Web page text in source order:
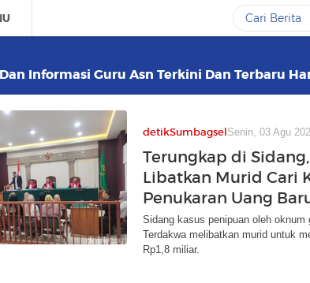
Informasi Guru Asn Terkini Dan Terbaru
detikSumbagselSenin, 03 Agu
Terungkap di
Libatkan Murid Cari
Penukaran Uang
Sidang kasus penipuan oleh
Terdakwa melibatkan murid untuk
Rp1,8 miliar.